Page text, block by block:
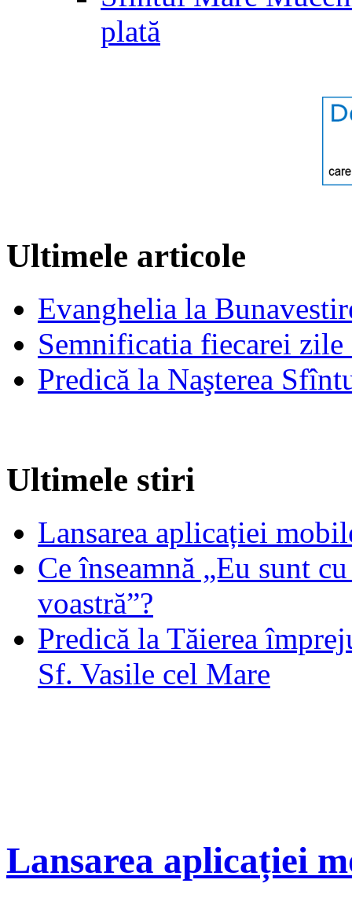
plată
Ultimele articole
Evanghelia la
Semnificatia fiecarei
Predică la Naşterea
Ultimele stiri
Lansarea aplicației
Ce înseamnă „Eu sunt
voastră”?
Predică la Tăierea
Sf. Vasile cel Mare
Lansarea aplicației